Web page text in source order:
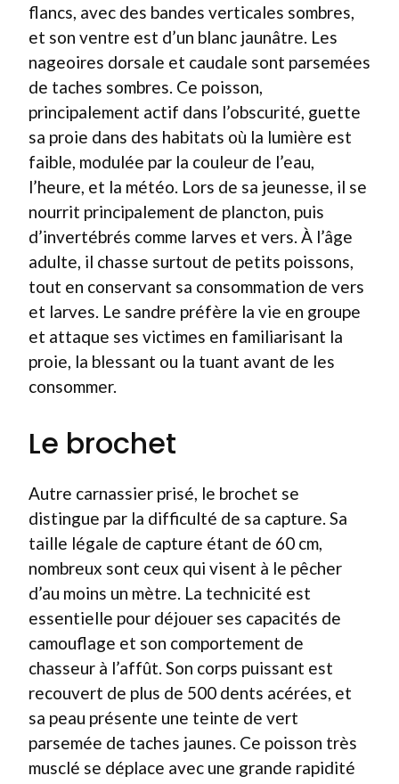
flancs, avec des bandes verticales sombres,
et son ventre est d’un blanc jaunâtre. Les
nageoires dorsale et caudale sont parsemées
de taches sombres. Ce poisson,
principalement actif dans l’obscurité, guette
sa proie dans des habitats où la lumière est
faible, modulée par la couleur de l’eau,
l’heure, et la météo. Lors de sa jeunesse, il se
nourrit principalement de plancton, puis
d’invertébrés comme larves et vers. À l’âge
adulte, il chasse surtout de petits poissons,
tout en conservant sa consommation de vers
et larves. Le sandre préfère la vie en groupe
et attaque ses victimes en familiarisant la
proie, la blessant ou la tuant avant de les
consommer.
Le brochet
Autre carnassier prisé, le brochet se
distingue par la difficulté de sa capture. Sa
taille légale de capture étant de 60 cm,
nombreux sont ceux qui visent à le pêcher
d’au moins un mètre. La technicité est
essentielle pour déjouer ses capacités de
camouflage et son comportement de
chasseur à l’affût. Son corps puissant est
recouvert de plus de 500 dents acérées, et
sa peau présente une teinte de vert
parsemée de taches jaunes. Ce poisson très
musclé se déplace avec une grande rapidité